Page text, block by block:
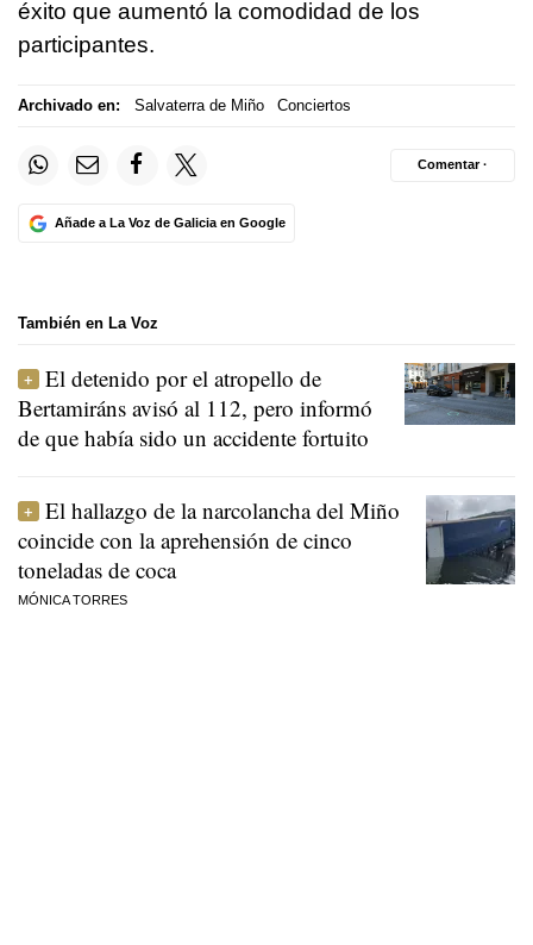
éxito que aumentó la comodidad de los
participantes.
Archivado en: Salvaterra de Miño Conciertos
Añade a La Voz de Galicia en Google
Comentar ·
También en La Voz
El detenido por el atropello de
Bertamiráns avisó al 112, pero informó
de que había sido un accidente fortuito
El hallazgo de la narcolancha del Miño
coincide con la aprehensión de cinco
toneladas de coca
MÓNICA TORRES